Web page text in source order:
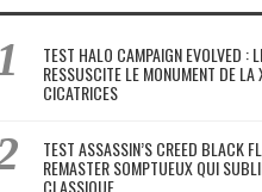
TEST HALO CAMPAIGN EVOLVED :
RESSUSCITE LE MONUMENT DE
CICATRICES
TEST ASSASSIN’S CREED BLACK
REMASTER SOMPTUEUX QUI
CLASSIQUE